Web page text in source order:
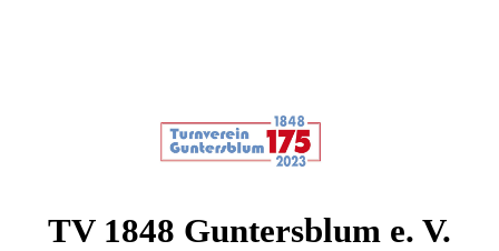
TV 1848 Guntersblum e. V.